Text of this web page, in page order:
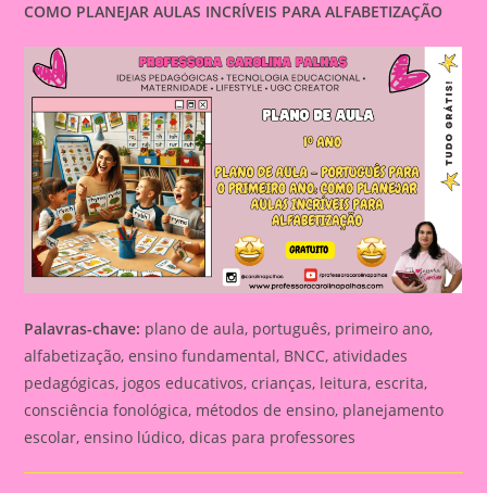
COMO PLANEJAR AULAS INCRÍVEIS PARA ALFABETIZAÇÃO
Palavras-chave: plano de aula, português, primeiro ano,
alfabetização, ensino fundamental, BNCC, atividades
pedagógicas, jogos educativos, crianças, leitura, escrita,
consciência fonológica, métodos de ensino, planejamento
escolar, ensino lúdico, dicas para professores